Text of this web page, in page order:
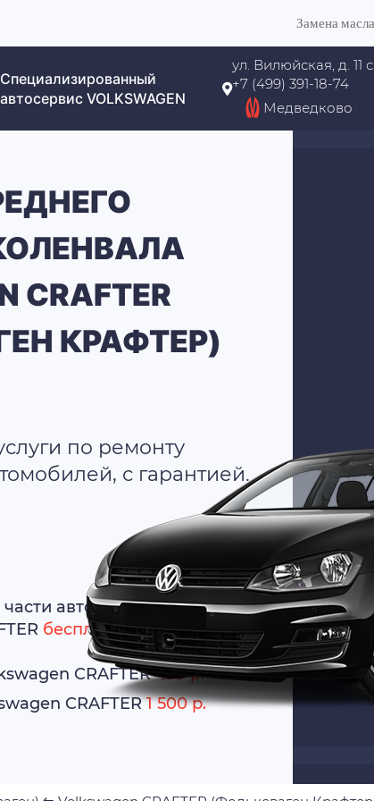
Замена
Специализированный
автосервис VOLKSWAGEN
ул. Вилюйская, д. 11
+7 (499) 391-18-74
Медведково
CRAFTER
КРАФТЕР)
по ремонту
с гарантией.
авто
бесплатно
CRAFTER499 р.
CRAFTER1 500 р.